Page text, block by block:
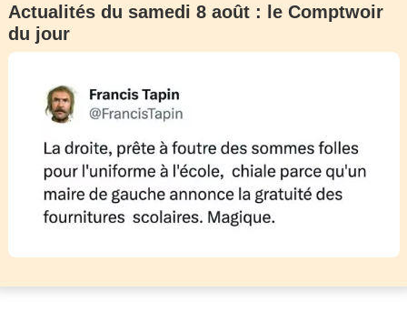
Actualités du samedi 8 août : le Comptwoir
du jour